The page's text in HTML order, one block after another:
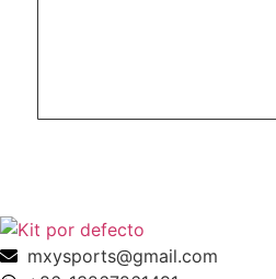
mxysports@gmail.com